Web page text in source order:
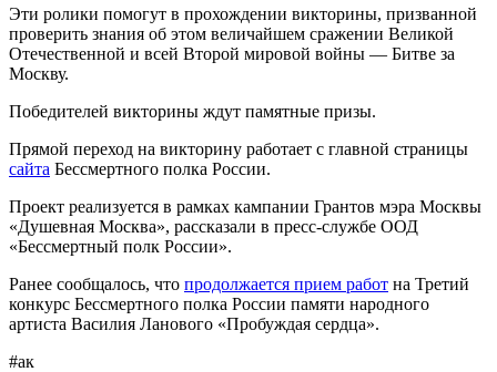
Эти ролики помогут в прохождении викторины, призванной
проверить знания об этом величайшем сражении Великой
Отечественной и всей Второй мировой войны — Битве за
Москву.
Победителей викторины ждут памятные призы.
Прямой переход на викторину работает с главной страницы
сайта Бессмертного полка России.
Проект реализуется в рамках кампании Грантов мэра Москвы
«Душевная Москва», рассказали в пресс-службе ООД
«Бессмертный полк России».
Ранее сообщалось, что продолжается прием работ на Третий
конкурс Бессмертного полка России памяти народного
артиста Василия Ланового «Пробуждая сердца».
#ак